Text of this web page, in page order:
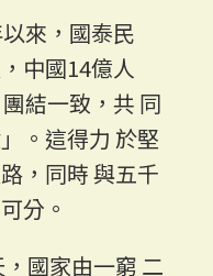
來，國泰民
中國14億人
結一致，共 同
。這得力 於堅
，同時 與五千
分。
國家由一窮 二